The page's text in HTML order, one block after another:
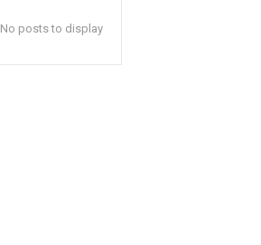
No posts to display